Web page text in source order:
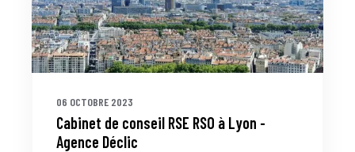
06 OCTOBRE 2023
Cabinet de conseil RSE RSO à Lyon -
Agence Déclic